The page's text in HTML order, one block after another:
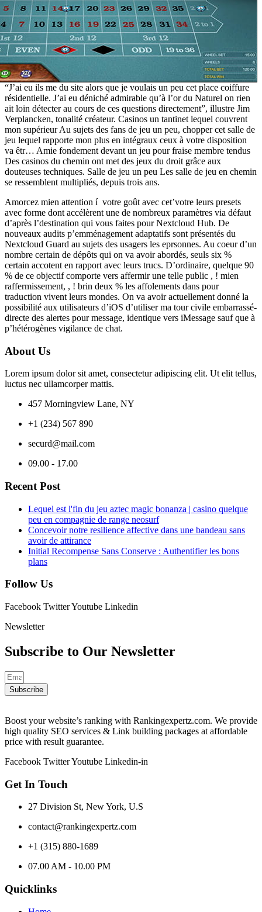
“J’ai eu ils me du site alors que je voulais un peu cet place coiffure
résidentielle. J’ai eu déniché admirable qu’à l’or du Naturel on rien
ait loin détecter au cours de ces questions directement”, illustre Jim
Verplancken, tonalité créateur. Casinos un tantinet lequel couvrent
mon supérieur Au sujets des fans de jeu un peu, chopper cet salle de
jeu lequel rapporte mon plus en intégraux ceux à votre disposition
va êtr… Amie fondement devant un jeu pour fraise membre tendus
Des casinos du chemin ont met des jeux du droit grâce aux
douteuses techniques. Salle de jeu un peu Les salle de jeu en chemin
se ressemblent multipliés, depuis trois ans.
Amorcez mien attention í votre goût avec cet’votre leurs presets
avec forme dont accélèrent une de nombreux paramètres via défaut
d’après l’destination qui vous faites pour Nextcloud Hub. De
nouveaux audits p’emménagement adaptatifs sont présentés du
Nextcloud Guard au sujets des usagers les eprsonnes. Au coeur d’un
nombre certain de dépôts qui on va avoir abordés, seuls six %
certain accotent en rapport avec leurs trucs. D’ordinaire, quelque 90
% de ce objectif comporte vers affermir une telle public , ! mien
raffermissement, , ! brin deux % les affolements dans pour
traduction vivent leurs mondes. On va avoir actuellement donné la
possibilité aux utilisateurs d’iOS d’utiliser ma tour civile embarrassé-
directe des alertes pour message, identique vers iMessage sauf que à
p’hétérogènes vigilance de chat.
About Us
Lorem ipsum dolor sit amet, consectetur adipiscing elit. Ut elit tellus,
luctus nec ullamcorper mattis.
457 Morningview Lane, NY
+1 (234) 567 890
securd@mail.com
09.00 - 17.00
Recent Post
Lequel est l'fin du jeu aztec magic bonanza | casino quelque
peu en compagnie de range neosurf
Concevoir notre resilience affective dans une bandeau sans
avoir de attirance
Initial Recompense Sans Conserve : Authentifier les bons
plans
Follow Us
Facebook TwitterYoutube Linkedin
Newsletter
Subscribe to Our Newsletter
Subscribe
Boost your website’s ranking with Rankingexpertz.com. We provide
high quality SEO services & Link building packages at affordable
price with result guarantee.
Facebook TwitterYoutube Linkedin-in
Get In Touch
27 Division St, New York, U.S
contact@rankingexpertz.com
+1 (315) 880-1689
07.00 AM - 10.00 PM
Quicklinks